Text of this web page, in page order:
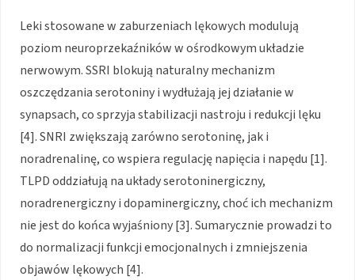
Leki stosowane w zaburzeniach lękowych modulują
poziom neuroprzekaźników w ośrodkowym układzie
nerwowym. SSRI blokują naturalny mechanizm
oszczędzania serotoniny i wydłużają jej działanie w
synapsach, co sprzyja stabilizacji nastroju i redukcji lęku
[4]. SNRI zwiększają zarówno serotoninę, jak i
noradrenalinę, co wspiera regulację napięcia i napędu [1].
TLPD oddziałują na układy serotoninergiczny,
noradrenergiczny i dopaminergiczny, choć ich mechanizm
nie jest do końca wyjaśniony [3]. Sumarycznie prowadzi to
do normalizacji funkcji emocjonalnych i zmniejszenia
objawów lękowych [4].